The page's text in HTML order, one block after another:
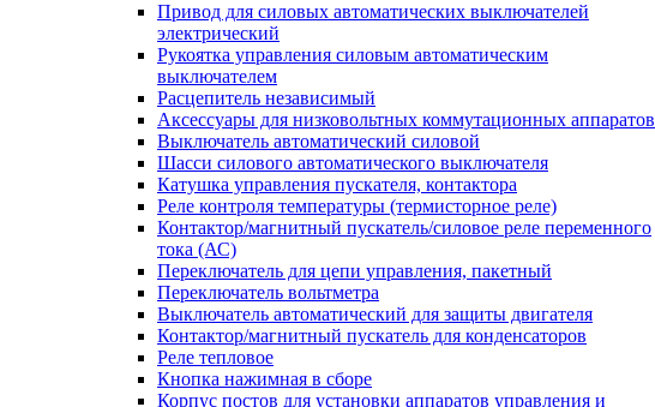
Привод для силовых автоматических выключателей
электрический
Рукоятка управления силовым автоматическим
выключателем
Расцепитель независимый
Аксессуары для низковольтных коммутационных аппаратов
Выключатель автоматический силовой
Шасси силового автоматического выключателя
Катушка управления пускателя, контактора
Реле контроля температуры (термисторное реле)
Контактор/магнитный пускатель/силовое реле переменного
тока (АС)
Переключатель для цепи управления, пакетный
Переключатель вольтметра
Выключатель автоматический для защиты двигателя
Контактор/магнитный пускатель для конденсаторов
Реле тепловое
Кнопка нажимная в сборе
Корпус постов для установки аппаратов управления и